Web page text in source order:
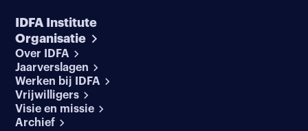
IDFA Institute
Organisatie
Over IDFA
Jaarverslagen
Werken bij IDFA
Vrijwilligers
Visie en missie
Archief